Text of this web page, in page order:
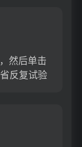
然后单击
反复试验